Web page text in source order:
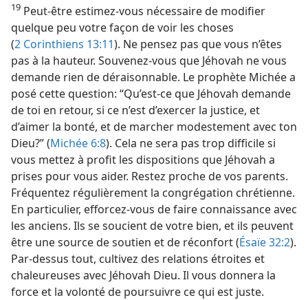
19 Peut-être estimez-​vous nécessaire de modifier
quelque peu votre façon de voir les choses
(2 Corinthiens 13:11). Ne pensez pas que vous n’êtes
pas à la hauteur. Souvenez-​vous que Jéhovah ne vous
demande rien de déraisonnable. Le prophète Michée a
posé cette question: “Qu’est-​ce que Jéhovah demande
de toi en retour, si ce n’est d’exercer la justice, et
d’aimer la bonté, et de marcher modestement avec ton
Dieu?” (Michée 6:8). Cela ne sera pas trop difficile si
vous mettez à profit les dispositions que Jéhovah a
prises pour vous aider. Restez proche de vos parents.
Fréquentez régulièrement la congrégation chrétienne.
En particulier, efforcez-​vous de faire connaissance avec
les anciens. Ils se soucient de votre bien, et ils peuvent
être une source de soutien et de réconfort (Ésaïe 32:2).
Par-dessus tout, cultivez des relations étroites et
chaleureuses avec Jéhovah Dieu. Il vous donnera la
force et la volonté de poursuivre ce qui est juste.